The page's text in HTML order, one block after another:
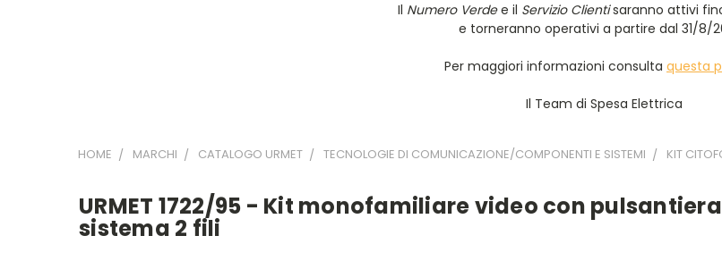
Il Numero Verdee il Servizio Clientisaranno attivi
e torneranno operativi a partire dal 31/8/
Per maggiori informazioni consulta questa
Il Team di Spesa Elettrica
HOME MARCHI CATALOGO URMET TECNOLOGIE DI COMUNICAZIONE/COMPONENTI E SISTEMI KIT
URMET 1722/95 - Kit monofamiliare video con
sistema 2 fili